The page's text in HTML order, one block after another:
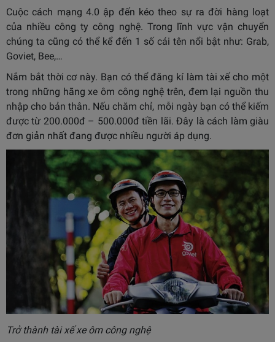
Cuộc cách mạng 4.0 ập đến kéo theo sự ra đời hàng loạt
của nhiều công ty công nghệ. Trong lĩnh vực vận chuyển
chúng ta cũng có thể kể đến 1 số cái tên nổi bật như: Grab,
Goviet, Bee,…
Nắm bắt thời cơ này. Bạn có thể đăng kí làm tài xế cho một
trong những hãng xe ôm công nghệ trên, đem lại nguồn thu
nhập cho bản thân. Nếu chăm chỉ, mỗi ngày bạn có thể kiếm
được từ 200.000đ – 500.000đ tiền lãi. Đây là cách làm giàu
đơn giản nhất đang được nhiều người áp dụng.
Trở thành tài xế xe ôm công nghệ